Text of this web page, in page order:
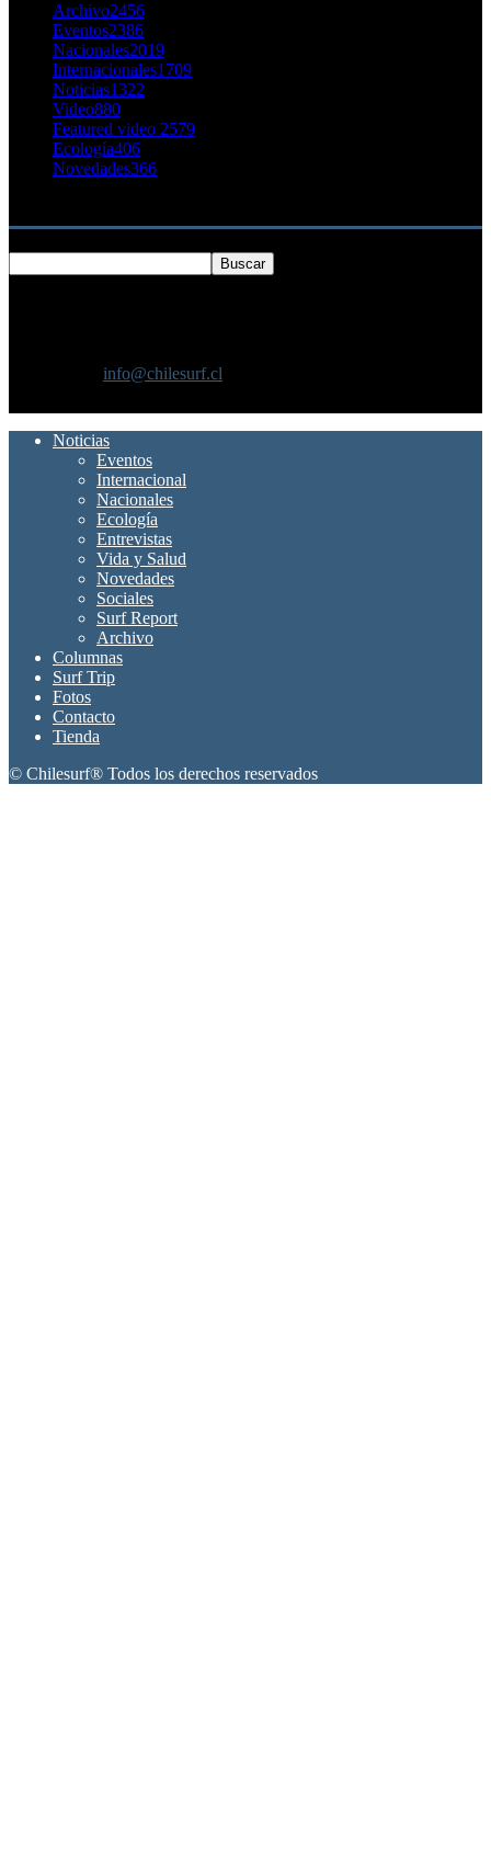
Archivo2456
Eventos2386
Nacionales2019
Internacionales1709
Noticias1322
Video880
Featured video 2579
Ecología406
Novedades366
info@chilesurf.cl
Noticias
Eventos
Internacional
Nacionales
Ecología
Entrevistas
Vida y Salud
Novedades
Sociales
Surf Report
Archivo
Columnas
Surf Trip
Fotos
Contacto
Tienda
© Chilesurf® Todos los derechos reservados